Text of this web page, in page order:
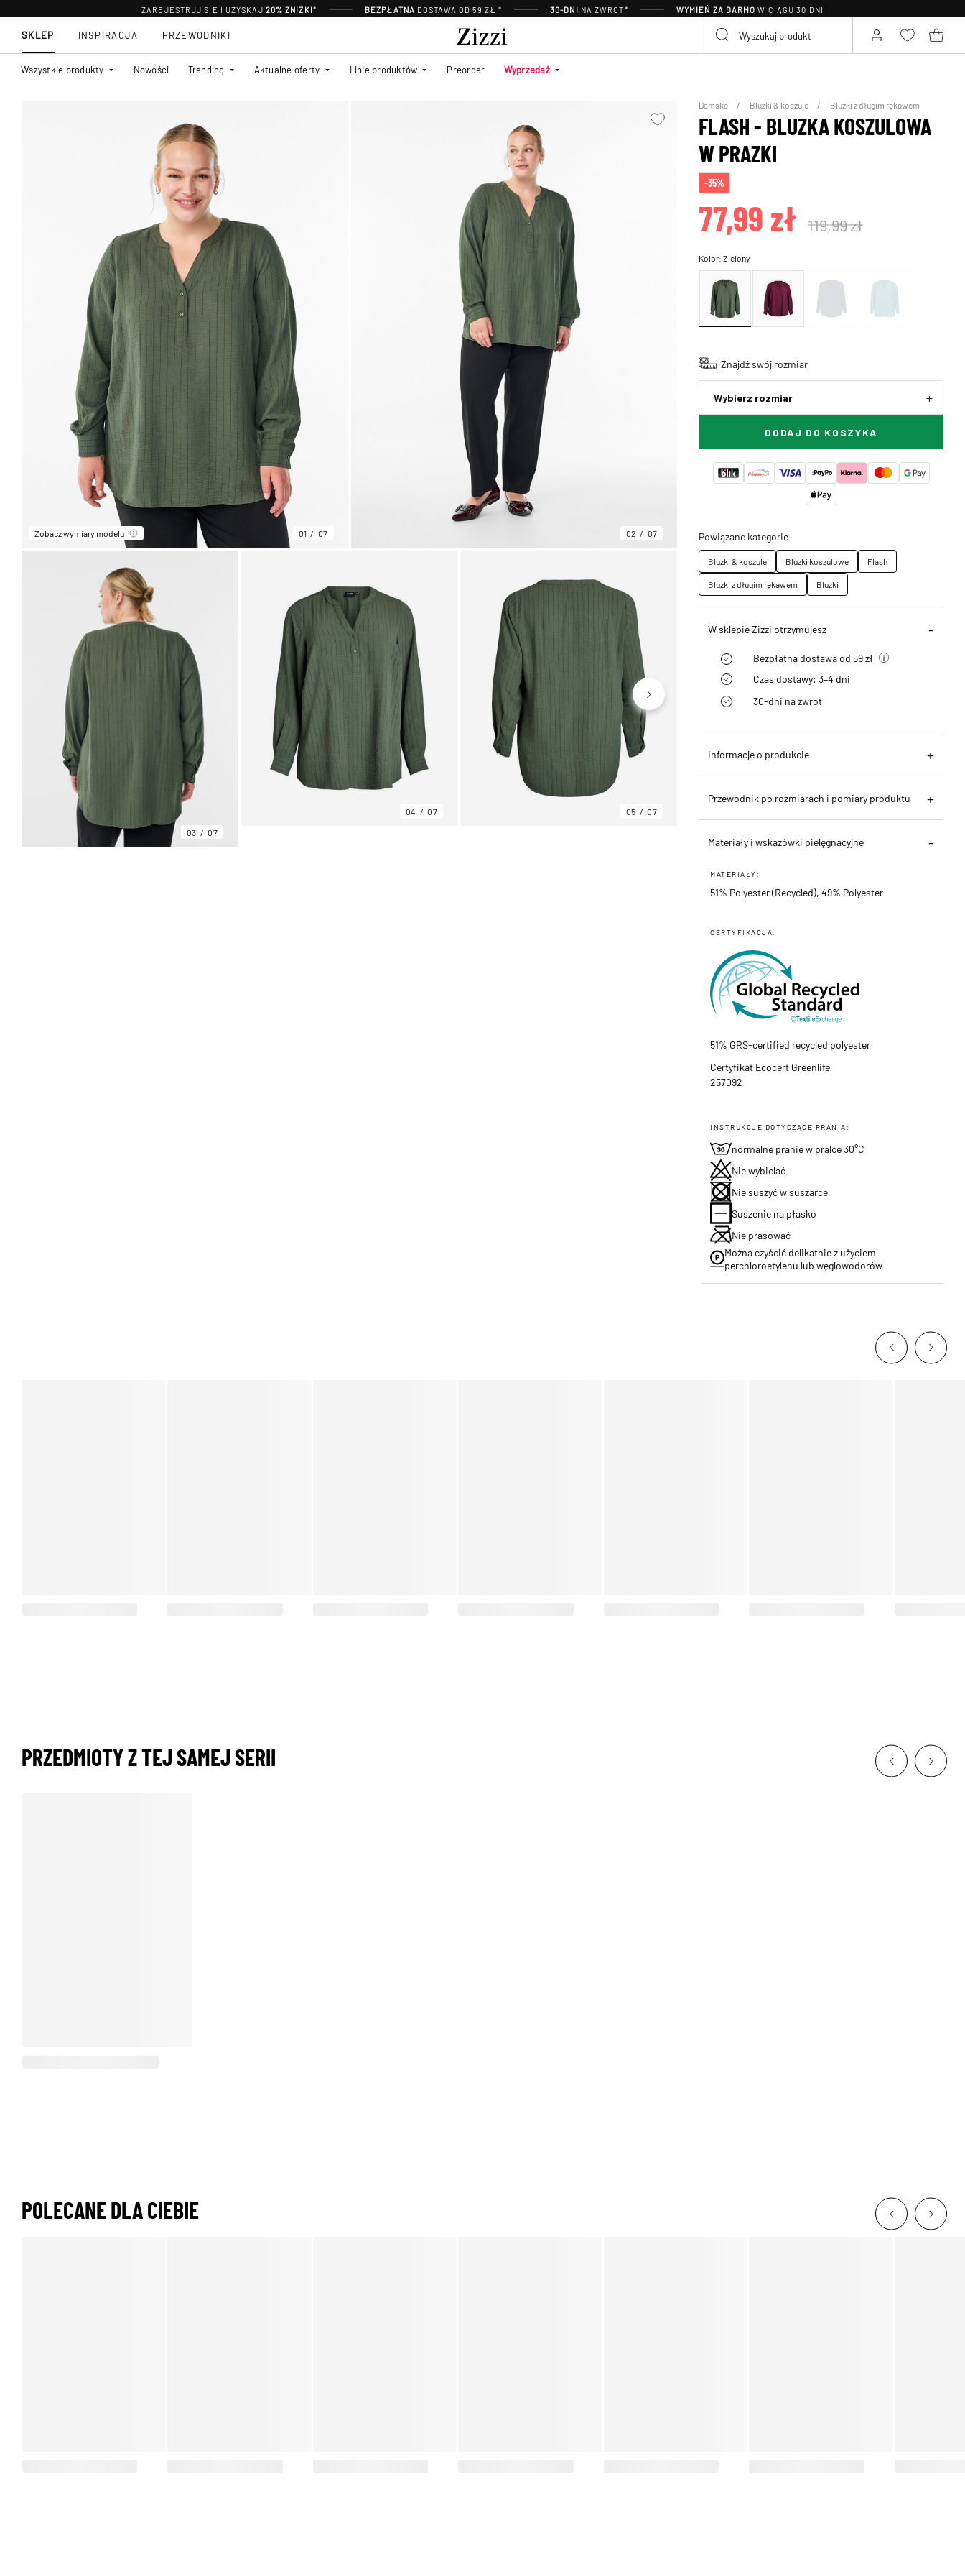
ZAREJESTRUJ SIĘ I UZYSKAJ 20% ZNIŻKI* BEZPŁATNA DOSTAWA OD 59 ZŁ * 30-DNI NA ZWROT* WYMIEŃ ZA DARMO W CIĄGU 30 DNI
SKLEP
Wszystkie produkty Nowości Trending Aktualne oferty Linie produktów Preorder Wyprzedaż
INSPIRACJA PRZEWODNIKI
Zobacz wymiary modelu 01 07 02 07
03 07
04 07 05 07
Damska Bluzki & koszule Bluzki z długim rękawem
FLASH - BLUZKA KOSZULOWA
W PRAZKI
-35%
77,99 zł 119,99 zł
Kolor:Zielony
Znajdź swój rozmiar
Wybierz rozmiar
DODAJ DO KOSZYKA
Powiązane kategorie
Bluzki & koszule Bluzki koszulowe
Flash
Bluzki z długim rękawem
Bluzki
W sklepie Zizzi otrzymujesz
Bezpłatna dostawa od 59 zł
Czas dostawy: 3–4 dni
30-dni na zwrot
Informacje o produkcie
Przewodnik po rozmiarach i pomiary produktu
Materiały i wskazówki pielęgnacyjne
MATERIAŁY:
51% Polyester (Recycled), 49% Polyester
CERTYFIKACJA:
51% GRS-certified recycled polyester
Certyfikat Ecocert Greenlife
257092
INSTRUKCJE DOTYCZĄCE PRANIA:
normalne pranie w pralce 30°C
Nie wybielać
Nie suszyć w suszarce
Suszenie na płasko
Nie prasować
Można czyścić delikatnie z użyciem
perchloroetylenu lub węglowodorów
PRZEDMIOTY Z TEJ SAMEJ SERII
POLECANE DLA CIEBIE